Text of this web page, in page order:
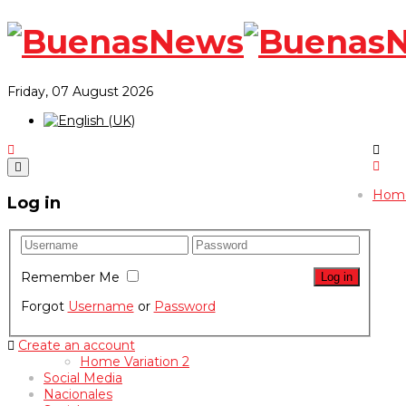
Friday, 07 August 2026
Log in
Remember Me
Forgot Username or Password
Create an account
Home Variation 2
Social Media
Nacionales